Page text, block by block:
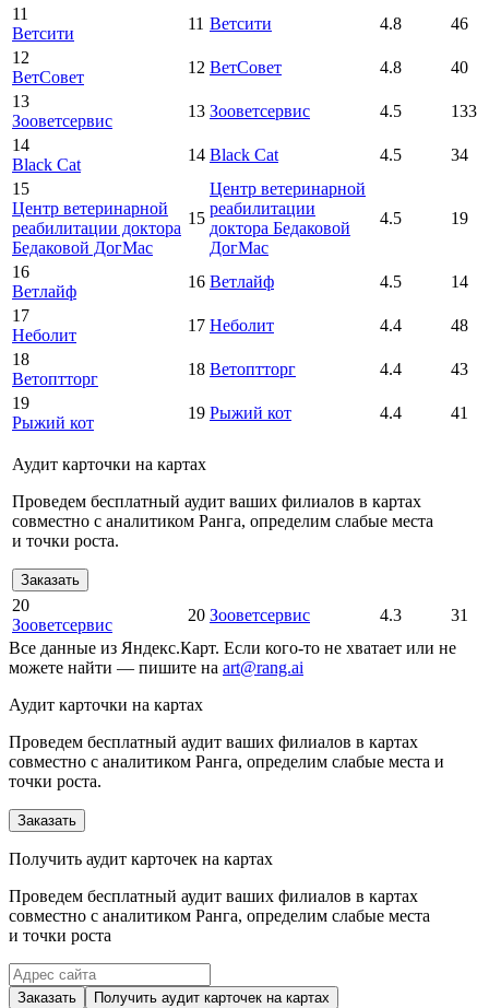
11
Ветсити
11 Ветсити 4.8
46
12
ВетСовет
12 ВетСовет 4.8
40
13
Зооветсервис
13 Зооветсервис 4.5
133
14
Black Cat
14 Black Cat 4.5
34
15
Центр ветеринарной
реабилитации доктора
Бедаковой ДогМас
15
Центр ветеринарной
реабилитации
доктора Бедаковой
ДогМас
4.5 19
16
Ветлайф
16 Ветлайф 4.5
14
17
Неболит
17 Неболит 4.4
48
18
Ветоптторг
18 Ветоптторг 4.4
43
19
Рыжий кот
19 Рыжий кот 4.4 41
Аудит карточки на картах
Проведем бесплатный аудит ваших филиалов в картах
совместно с аналитиком Ранга, определим слабые места
и точки роста.
Заказать
20
Зооветсервис
20 Зооветсервис 4.3
31
Все данные из Яндекс.Карт. Если кого-то не хватает или не
можете найти — пишите на art@rang.ai
Аудит карточки на картах
Проведем бесплатный аудит ваших филиалов в картах
совместно с аналитиком Ранга, определим слабые места и
точки роста.
Заказать
Получить аудит карточек на картах
Проведем бесплатный аудит ваших филиалов в картах
совместно с аналитиком Ранга, определим слабые места
и точки роста
Заказать Получить аудит карточек на картах